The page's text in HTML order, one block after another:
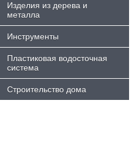
Изделия из дерева и
металла
Инструменты
Пластиковая водосточная
система
Строительство дома